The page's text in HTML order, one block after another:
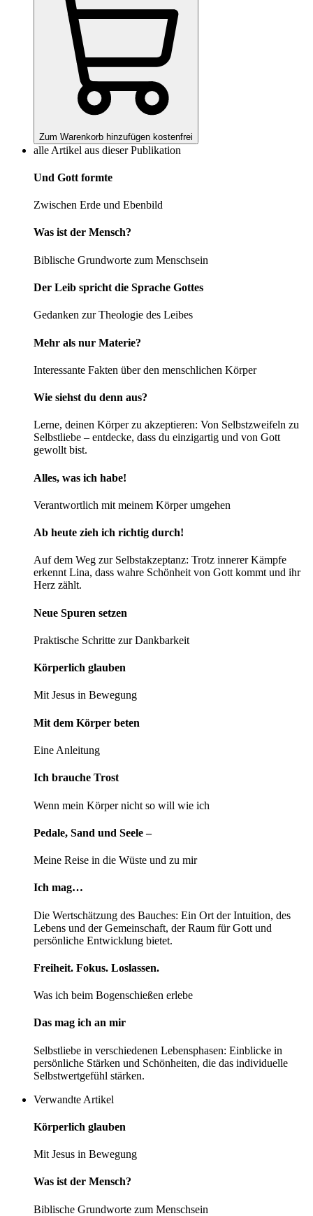
Zum Warenkorb hinzufügen kostenfrei
alle Artikel aus dieser Publikation
Und Gott formte
Zwischen Erde und Ebenbild
Was ist der Mensch?
Biblische Grundworte zum Menschsein
Der Leib spricht die Sprache Gottes
Gedanken zur Theologie des Leibes
Mehr als nur Materie?
Interessante Fakten über den menschlichen Körper
Wie siehst du denn aus?
Lerne, deinen Körper zu akzeptieren: Von Selbstzweifeln zu
Selbstliebe – entdecke, dass du einzigartig und von Gott
gewollt bist.
Alles, was ich habe!
Verantwortlich mit meinem Körper umgehen
Ab heute zieh ich richtig durch!
Auf dem Weg zur Selbstakzeptanz: Trotz innerer Kämpfe
erkennt Lina, dass wahre Schönheit von Gott kommt und ihr
Herz zählt.
Neue Spuren setzen
Praktische Schritte zur Dankbarkeit
Körperlich glauben
Mit Jesus in Bewegung
Mit dem Körper beten
Eine Anleitung
Ich brauche Trost
Wenn mein Körper nicht so will wie ich
Pedale, Sand und Seele –
Meine Reise in die Wüste und zu mir
Ich mag…
Die Wertschätzung des Bauches: Ein Ort der Intuition, des
Lebens und der Gemeinschaft, der Raum für Gott und
persönliche Entwicklung bietet.
Freiheit. Fokus. Loslassen.
Was ich beim Bogenschießen erlebe
Das mag ich an mir
Selbstliebe in verschiedenen Lebensphasen: Einblicke in
persönliche Stärken und Schönheiten, die das individuelle
Selbstwertgefühl stärken.
Verwandte Artikel
Körperlich glauben
Mit Jesus in Bewegung
Was ist der Mensch?
Biblische Grundworte zum Menschsein